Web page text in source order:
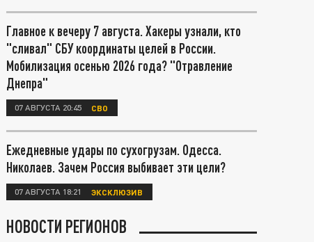
Главное к вечеру 7 августа. Хакеры узнали, кто
"сливал" СБУ координаты целей в России.
Мобилизация осенью 2026 года? "Отравление
Днепра"
07 АВГУСТА 20:45 СВО
Ежедневные удары по сухогрузам. Одесса.
Николаев. Зачем Россия выбивает эти цели?
07 АВГУСТА 18:21 ЭКСКЛЮЗИВ
НОВОСТИ РЕГИОНОВ